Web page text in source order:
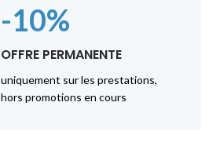
-10%
OFFRE PERMANENTE
uniquement sur les prestations,
hors promotions en cours